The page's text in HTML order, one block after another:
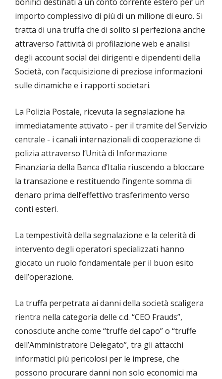
importo complessivo di più di un milione di euro. Si
tratta di una truffa che di solito si perfeziona anche
attraverso l’attività di profilazione web e analisi
degli account social dei dirigenti e dipendenti della
Società, con l’acquisizione di preziose informazioni
sulle dinamiche e i rapporti societari.
La Polizia Postale, ricevuta la segnalazione ha
immediatamente attivato - per il tramite del Servizio
centrale - i canali internazionali di cooperazione di
polizia attraverso l’Unità di Informazione
Finanziaria della Banca d’Italia riuscendo a bloccare
la transazione e restituendo l’ingente somma di
denaro prima dell’effettivo trasferimento verso
conti esteri.
La tempestività della segnalazione e la celerità di
intervento degli operatori specializzati hanno
giocato un ruolo fondamentale per il buon esito
dell’operazione.
La truffa perpetrata ai danni della società scaligera
rientra nella categoria delle c.d. “CEO Frauds”,
conosciute anche come “truffe del capo” o “truffe
dell’Amministratore Delegato”, tra gli attacchi
informatici più pericolosi per le imprese, che
possono procurare danni non solo economici ma